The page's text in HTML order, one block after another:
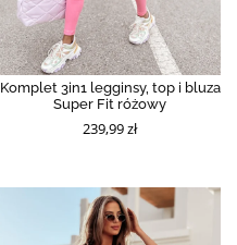
Komplet 3in1 legginsy, top i bluza
Super Fit różowy
239,99 zł